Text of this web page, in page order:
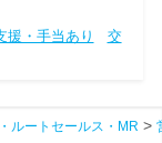
援・手当あり
交
ルートセールス・MR